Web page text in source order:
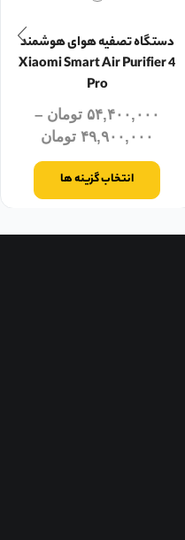
دستگاه تصفیه هوای هوشمند
Xiaomi Smart Air Purifier 4
Pro
۵۴,۴۰۰,۰۰۰ تومان –
۴۹,۹۰۰,۰۰۰ تومان
انتخاب گزینه ها